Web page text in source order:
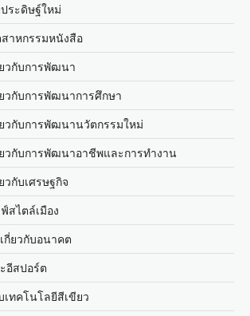
ระดิษฐ์ใหม่
าหกรรมหนังสือ
วกับการพัฒนา
วกับการพัฒนาการศึกษา
วกับการพัฒนานวัตกรรมใหม่
วกับการพัฒนาอาชีพและการทำงาน
วกับเศรษฐกิจ
สไตล์เมือง
กี่ยวกับอนาคต
อีสปอร์ต
เทคโนโลยีสีเขียว